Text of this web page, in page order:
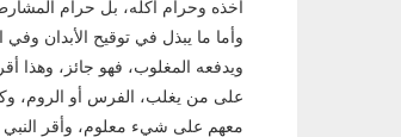
أخذه وحرام أكله، بل حرام
وأما ما يبذل في توقيح الأبدان
ويدفعه المغلوب، فهو جائز، وهذا
على من يغلب، الفرس أو الروم،
معهم على شيء معلوم، وأقر النبي